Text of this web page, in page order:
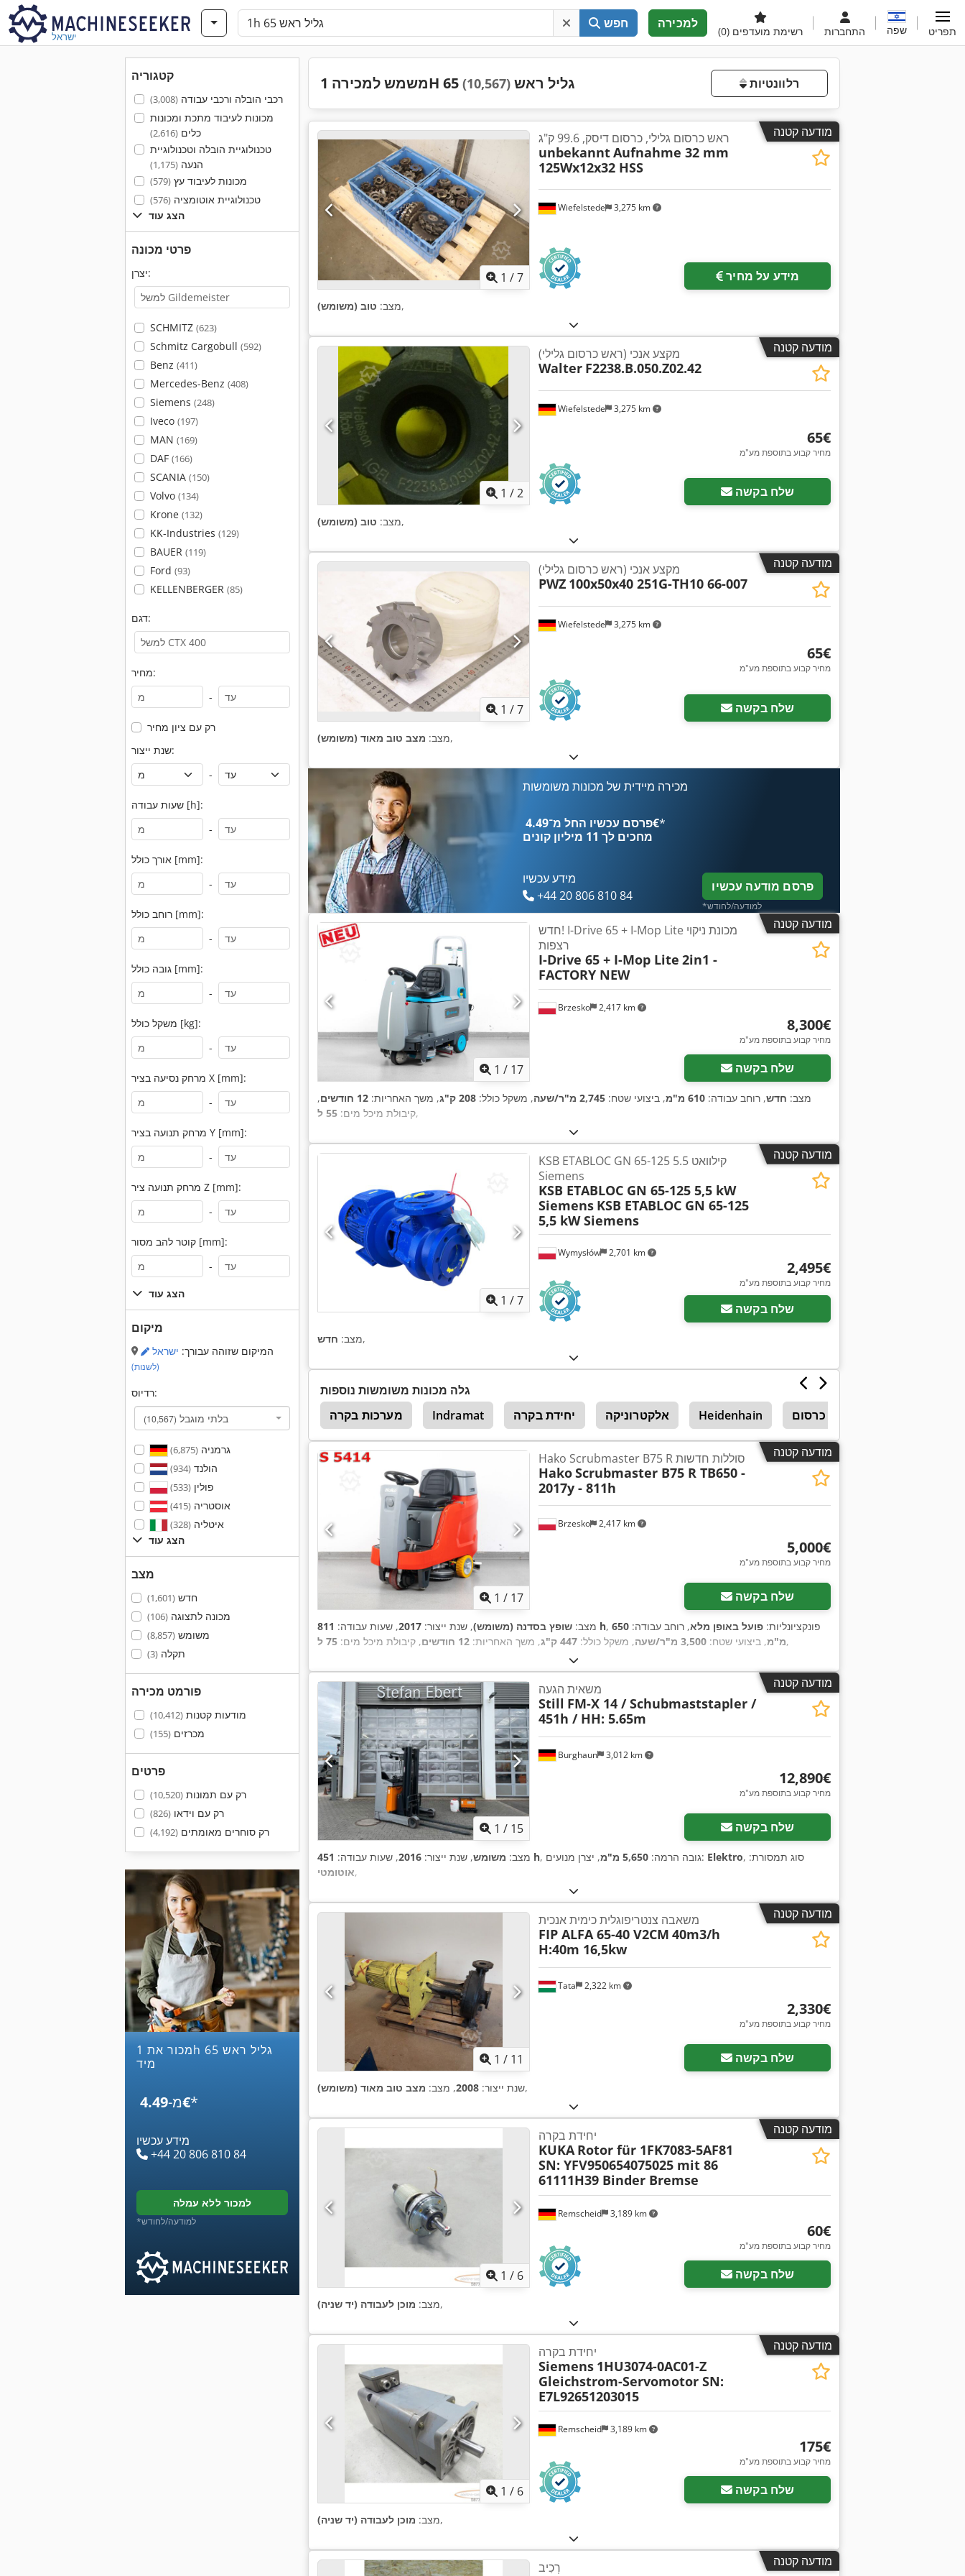
ישראל
חפש למכירה
רשימת מועדפים (0) התחברות שפה תפריט
קטגוריה
רכבי הובלה ורכבי עבודה(3,008)
מכונות לעיבוד מתכת ומכונות
כלים(2,616)
טכנולוגיית הובלה וטכנולוגיית
הנעה(1,175)
מכונות לעיבוד עץ(579)
טכנולוגיית אוטומציה(576)
הצג עוד
פרטי מכונה
יצרן:
SCHMITZ (623)
Schmitz Cargobull (592)
Benz (411)
Mercedes-Benz (408)
Siemens (248)
Iveco (197)
MAN (169)
DAF (166)
SCANIA (150)
Volvo (134)
Krone (132)
KK-Industries (129)
BAUER (119)
Ford (93)
KELLENBERGER (85)
דגם:
מחיר:
-
רק עם ציון מחיר
שנת ייצור:
-
שעות עבודה [h]:
-
אורך כולל [mm]:
-
רוחב כולל [mm]:
-
גובה כולל [mm]:
-
משקל כולל [kg]:
-
מרחק נסיעה בציר X [mm]:
-
מרחק תנועה בציר Y [mm]:
-
מרחק תנועה ציר Z [mm]:
-
קוטר להב מסור [mm]:
-
הצג עוד
מיקום
המיקום שזוהה עבורך: ישראל
(לשנות)
רדיוס:
בלתי מוגבל (10,567)
גרמניה(6,875)
הולנד(934)
פולין(533)
אוסטריה(415)
איטליה(328)
הצג עוד
מצב
חדש(1,601)
מכונה לתצוגה(106)
משומש(8,857)
תקלה(3)
פורמט מכירה
מודעות קטנות(10,412)
מכרזים(155)
פרטים
רק עם תמונות(10,520)
רק עם וידאו(826)
רק סוחרים מאומתים(4,192)
מכור את 1h 65 גליל ראש
מיד
מ-‏4.49 ‏€*
מידע עכשיו
+44 20 806 810 84
למכור ללא עמלה
*למודעה/לחודש
משמש למכירה 1H 65 גליל ראש (10,567) רלוונטיות
מודעה קטנה
1 /7
Wiefelstede 3,275 km
ראש כרסום גלילי, כרסום דיסק, 99.6 ק"ג
unbekanntAufnahme 32 mm
125Wx12x32 HSS
מידע על מחיר
מצב: טוב (משומש) ,
מודעה קטנה
בקש תמונות נוספות
1 /2
Wiefelstede 3,275 km
מקצע אנכי (ראש כרסום גלילי)
Walter F2238.B.050.Z02.42
‏65 ‏€
מחיר קבוע בתוספת מע"מ
שלח בקשה
מצב: טוב (משומש) ,
מודעה קטנה
1 /7
Wiefelstede 3,275 km
מקצע אנכי (ראש כרסום גלילי)
PWZ 100x50x40 251G-TH10 66-007
‏65 ‏€
מחיר קבוע בתוספת מע"מ
שלח בקשה
מצב: מצב טוב מאוד (משומש) ,
מכירה מיידית של מכונות משומשות
פרסם עכשיו החל מ־‏4.49 ‏€*
מחכים לך 11 מיליון קונים
מידע עכשיו
+44 20 806 810 84
פרסם מודעה עכשיו
*למודעה/לחודש
מודעה קטנה
1 / 17
Brzesko 2,417 km
חדש! I-Drive 65 + I-Mop Lite מכונת ניקוי
רצפות
I-Drive 65 + I-Mop Lite 2in1 -
FACTORY NEW
‏8,300 ‏€
מחיר קבוע בתוספת מע"מ
שלח בקשה
מצב: חדש, רוחב עבודה: 610 מ"מ , ביצועי שטח: 2,745 מ"ר/שעה , משקל כולל: 208 ק"ג , משך האחריות: 12 חודשים
,
קיבולת מיכל מים: 55 ל ,
מודעה קטנה
1 /7
Wymysłów 2,701 km
KSB ETABLOC GN 65-125 5.5 קילוואט
Siemens
KSB ETABLOC GN 65-125 5,5 kW
Siemens KSB ETABLOC GN 65-125
5,5 kW Siemens
‏2,495 ‏€
מחיר קבוע בתוספת מע"מ
שלח בקשה
מצב: חדש ,
גלה מכונות משומשות נוספות
מערכות בקרה
Indramat יחידת בקרה אלקטרוניקה Heidenhain ראשי כרסום חותך צ'יפס Sk50 מעטפת בייל
מודעה קטנה
1 / 17
Brzesko 2,417 km
Hako Scrubmaster B75 R סוללות חדשות
HakoScrubmaster B75 R TB650 -
2017y - 811h
‏5,000 ‏€
מחיר קבוע בתוספת מע"מ
שלח בקשה
מצב: שופץ בסדנה (משומש), שנת ייצור: 2017, שעות עבודה: 811 h , פונקציונליות: פועל באופן מלא, רוחב עבודה: 650
מ"מ, ביצועי שטח: 3,500 מ"ר/שעה , משקל כולל: 447 ק"ג , משך האחריות: 12 חודשים , קיבולת מיכל מים: 75 ל ,
מודעה קטנה
1 / 15
Burghaun 3,012 km
משאית הגעה
Still FM-X 14 / Schubmaststapler /
451h / HH: 5.65m
‏12,890 ‏€
מחיר קבוע בתוספת מע"מ
שלח בקשה
מצב: משומש, שנת ייצור: 2016, שעות עבודה: 451 h , גובה הרמה: 5,650 מ"מ , יצרן מנועים: Elektro , סוג תמסורת:
אוטומטי,
מודעה קטנה
1 / 11
Tata 2,322 km
משאבה צנטריפוגלית כימית אנכית
FIP ALFA 65-40 V2CM 40m3/h
H:40m 16,5kw
‏2,330 ‏€
מחיר קבוע בתוספת מע"מ
שלח בקשה
שנת ייצור: 2008, מצב: מצב טוב מאוד (משומש) ,
מודעה קטנה
1 / 6
Remscheid 3,189 km
יחידת בקרה
KUKA Rotor für 1FK7083-5AF81
SN: YFV950654075025 mit 86
61111H39 Binder Bremse
‏60 ‏€
מחיר קבוע בתוספת מע"מ
שלח בקשה
מצב: מוכן לעבודה (יד שניה) ,
מודעה קטנה
1 / 6
Remscheid 3,189 km
יחידת בקרה
Siemens 1HU3074-0AC01-Z
Gleichstrom-Servomotor SN:
E7L92651203015
‏175 ‏€
מחיר קבוע בתוספת מע"מ
שלח בקשה
מצב: מוכן לעבודה (יד שניה) ,
מודעה קטנה רְכִיב